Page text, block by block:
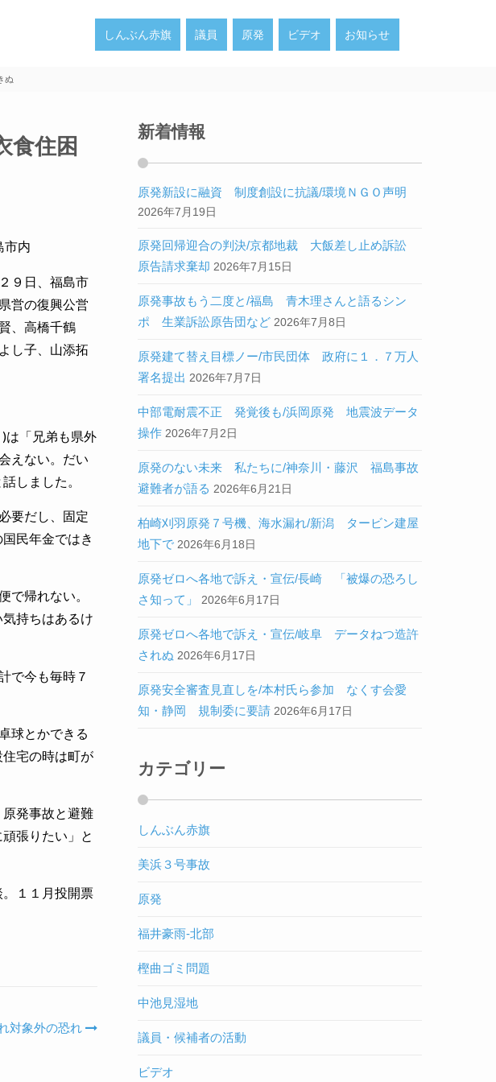
しんぶん赤旗 議員 原発 ビデオ お知らせ
ぬ
食住困
市内
９日、福島市
営の復興公営
、高橋千鶴
し子、山添拓
は「兄弟も県外
えない。だい
しました。
要だし、固定
民年金ではき
帰れない。
持ちはあるけ
で今も毎時７
球とかできる
宅の時は町が
発事故と避難
張りたい」と
１１月投開票
対象外の恐れ
新着情報
原発新設に融資 制度創設に抗議/環境ＮＧＯ声明
2026年7月19日
原発回帰迎合の判決/京都地裁 大飯差し止め訴訟
原告請求棄却 2026年7月15日
原発事故もう二度と/福島 青木理さんと語るシン
ポ 生業訴訟原告団など 2026年7月8日
原発建て替え目標ノー/市民団体 政府に１．７万人
署名提出 2026年7月7日
中部電耐震不正 発覚後も/浜岡原発 地震波データ
操作 2026年7月2日
原発のない未来 私たちに/神奈川・藤沢 福島事故
避難者が語る 2026年6月21日
柏崎刈羽原発７号機、海水漏れ/新潟 タービン建屋
地下で 2026年6月18日
原発ゼロへ各地で訴え・宣伝/長崎 「被爆の恐ろし
さ知って」
2026年6月17日
原発ゼロへ各地で訴え・宣伝/岐阜 データねつ造許
されぬ 2026年6月17日
原発安全審査見直しを/本村氏ら参加 なくす会愛
知・静岡 規制委に要請 2026年6月17日
カテゴリー
しんぶん赤旗
美浜３号事故
原発
福井豪雨-北部
樫曲ゴミ問題
中池見湿地
議員・候補者の活動
ビデオ